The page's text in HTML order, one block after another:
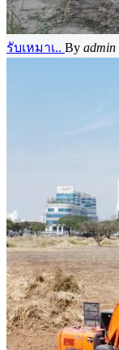
รับเหมาเ.. By admin